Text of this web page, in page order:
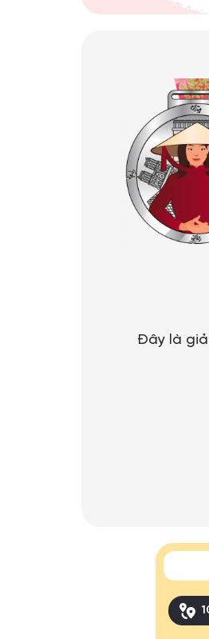
Đây là